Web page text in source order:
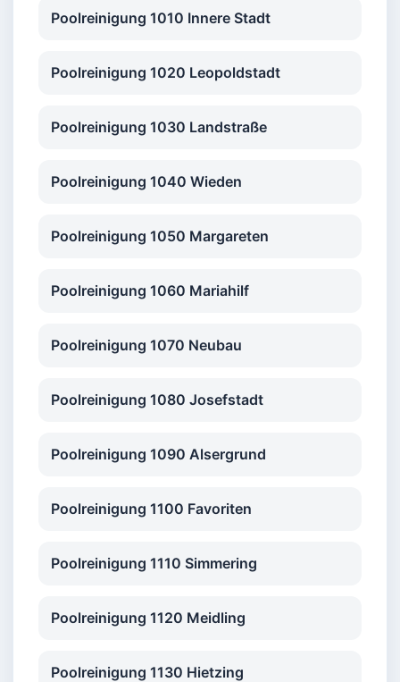
Poolreinigung 1010 Innere Stadt
Poolreinigung 1020 Leopoldstadt
Poolreinigung 1030 Landstraße
Poolreinigung 1040 Wieden
Poolreinigung 1050 Margareten
Poolreinigung 1060 Mariahilf
Poolreinigung 1070 Neubau
Poolreinigung 1080 Josefstadt
Poolreinigung 1090 Alsergrund
Poolreinigung 1100 Favoriten
Poolreinigung 1110 Simmering
Poolreinigung 1120 Meidling
Poolreinigung 1130 Hietzing